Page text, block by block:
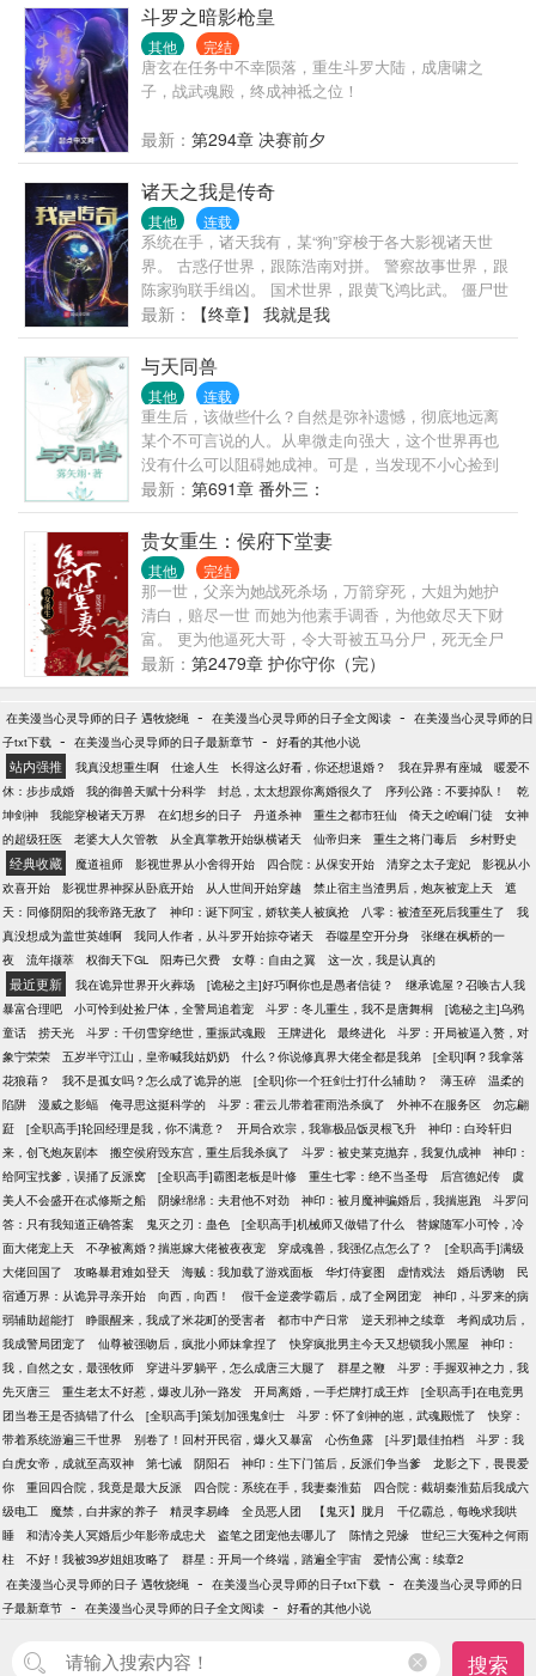
斗罗之暗影枪皇
其他 完结
唐玄在任务中不幸陨落，重生斗罗大陆，成唐啸之
子，战武魂殿，终成神祗之位！
最新： 第294章 决赛前夕
诸天之我是传奇
其他 连载
系统在手，诸天我有，某“狗”穿梭于各大影视诸天世
界。 古惑仔世界，跟陈浩南对拼。 警察故事世界，跟
陈家驹联手缉凶。 国术世界，跟黄飞鸿比武。 僵尸世
界，跟九叔一起抓鬼、打僵尸。 漫威世界，带着妇联
打灭霸。 …… 简介无力，各位点进来看看就知道了，
看一下又不吃亏！
最新： 【终章】 我就是我
与天同兽
其他 连载
重生后，该做些什么？自然是弥补遗憾，彻底地远离
某个不可言说的人。从卑微走向强大，这个世界再也
没有什么可以阻碍她成神。可是，当发现不小心捡到
一只神兽，随着神兽的成长化形，当看清楚神兽的人
形模样，她心里瞬间被卧槽刷满屏。说好的神兽呢？
为毛神兽变成了那个传说中不可言说的人？两世都栽
在一只兽手上，楚灼表示真是日了狗了！楚灼：那只
蛇精病的神兽每天都想和她生小神兽怎么办？在线
等，挺急的！某兽：（⊙ω⊙）喵~是传统的玄幻文，
而是一生放荡不羁的中二男主只想每天和女主秀恩爱
的虐狗甜文！阅读注意事项：【1、玄幻大长篇，比较
慢热。【2、雷苏爽甜文，不考据，相关设定都是胡掰
文，实在是不喜就弃文吧^—^【玄幻系列文】逆转仙
途姐妹篇：《撩神[快穿]》妖魔鬼怪系列之魔星：《为
你着魔》妖魔鬼怪系列之妖蛊：《掌中妖夫》长篇修
仙小说：《重生之逆转仙途》西幻穿书纯爱：《[穿书]
黑化圣骑士》微博：晋江雾矢翊。
最新： 第691章 番外三：
贵女重生：侯府下堂妻
其他 完结
那一世，父亲为她战死杀场，万箭穿死，大姐为她护
清白，赔尽一世 而她为他素手调香，为他敛尽天下财
富。 更为他逼死大哥，令大哥被五马分尸，死无全尸
他却砍断她的十指，断她手腕，将她乱棍打死。 娘
说，娘的小阿凝，娘希望这一世会有被人如宝似珠的
对你，为你挡去所有的疼痛，为你遮去所有的风雨，
娘更你一生都是不知道何为疼痛，可是她却全身骨头
碎裂，皮肉之下，仍可见那截断碗中的森森白骨。
最新： 第2479章 护你守你（完）
在美漫当心灵导师的日子 遇牧烧绳 - 在美漫当心灵导师的日子全文阅读 - 在美漫当心灵导师的日
子txt下载 - 在美漫当心灵导师的日子最新章节 - 好看的其他小说
站内强推 我真没想重生啊 仕途人生 长得这么好看，你还想退婚？ 我在异界有座城
暖爱不
休：步步成婚
我的御兽天赋十分科学 封总，太太想跟你离婚很久了 序列公路：不要掉队！
乾
坤剑神
我能穿梭诸天万界 在幻想乡的日子 丹道杀神 重生之都市狂仙 倚天之崆峒门徒
女神
的超级狂医
老婆大人欠管教 从全真掌教开始纵横诸天 仙帝归来 重生之将门毒后 乡村野史
经典收藏 魔道祖师 影视世界从小舍得开始 四合院：从保安开始 清穿之太子宠妃
影视从小
欢喜开始
影视世界神探从卧底开始 从人世间开始穿越 禁止宿主当渣男后，炮灰被宠上天
遮
天：同修阴阳的我帝路无敌了
神印：诞下阿宝，娇软美人被疯抢 八零：被渣至死后我重生了
我
真没想成为盖世英雄啊
我同人作者，从斗罗开始掠夺诸天 吞噬星空开分身
张继在枫桥的一
夜
流年撷萃 权御天下GL 阳寿已欠费 女尊：自由之翼 这一次，我是认真的
最近更新 我在诡异世界开火葬场 [诡秘之主]好巧啊你也是愚者信徒？
继承诡屋？召唤古人我
暴富合理吧
小可怜到处捡尸体，全警局追着宠 斗罗：冬儿重生，我不是唐舞桐
[诡秘之主]乌鸦
童话
捞天光 斗罗：千仞雪穿绝世，重振武魂殿 王牌进化 最终进化
斗罗：开局被逼入赘，对
象宁荣荣
五岁半守江山，皇帝喊我姑奶奶 什么？你说修真界大佬全都是我弟
[全职]啊？我拿落
花狼藉？
我不是孤女吗？怎么成了诡异的崽 [全职]你一个狂剑士打什么辅助？ 薄玉碎
温柔的
陷阱
漫威之影蝠 俺寻思这挺科学的 斗罗：霍云儿带着霍雨浩杀疯了 外神不在服务区
勿忘翩
跹
[全职高手]轮回经理是我，你不满意？ 开局合欢宗，我靠极品饭灵根飞升
神印：白玲轩归
来，创飞炮灰剧本
搬空侯府毁东宫，重生后我杀疯了 斗罗：被史莱克抛弃，我复仇成神
神印：
给阿宝找爹，误捅了反派窝
[全职高手]霸图老板是叶修 重生七零：绝不当圣母 后宫德妃传
虞
美人不会盛开在忒修斯之船
阴缘绵绵：夫君他不对劲 神印：被月魔神骗婚后，我揣崽跑
斗罗问
答：只有我知道正确答案
鬼灭之刃：蛊色 [全职高手]机械师又做错了什么
替嫁随军小可怜，冷
面大佬宠上天
不孕被离婚？揣崽嫁大佬被夜夜宠 穿成魂兽，我强亿点怎么了？
[全职高手]满级
大佬回国了
攻略暴君难如登天 海贼：我加载了游戏面板 华灯侍宴图 虚情戏法 婚后诱吻
民
宿通万界：从诡异寻亲开始
向西，向西！ 假千金逆袭学霸后，成了全网团宠
神印，斗罗来的病
弱辅助超能打
睁眼醒来，我成了米花町的受害者 都市中产日常 逆天邪神之续章
考阎成功后，
我成警局团宠了
仙尊被强吻后，疯批小师妹拿捏了 快穿疯批男主今天又想锁我小黑屋
神印：
我，自然之女，最强牧师
穿进斗罗躺平，怎么成唐三大腿了 群星之鞭
斗罗：手握双神之力，我
先灭唐三
重生老太不好惹，爆改儿孙一路发 开局离婚，一手烂牌打成王炸
[全职高手]在电竞男
团当卷王是否搞错了什么
[全职高手]策划加强鬼剑士 斗罗：怀了剑神的崽，武魂殿慌了
快穿：
带着系统游遍三千世界
别卷了！回村开民宿，爆火又暴富 心伤鱼露 [斗罗]最佳拍档
斗罗：我
白虎女帝，成就至高双神
第七诫 阴阳石 神印：生下门笛后，反派们争当爹
龙影之下，畏畏爱
你
重回四合院，我竟是最大反派 四合院：系统在手，我妻秦淮茹
四合院：截胡秦淮茹后我成六
级电工
魔禁，白井家的养子 精灵李易峰 全员恶人团 【鬼灭】胧月
千亿霸总，每晚求我哄
睡
和清冷美人冥婚后少年影帝成忠犬 盗笔之团宠他去哪儿了 陈情之兕缘
世纪三大冤种之何雨
柱
不好！我被39岁姐姐攻略了 群星：开局一个终端，踏遍全宇宙
爱情公寓：续章2
在美漫当心灵导师的日子 遇牧烧绳 - 在美漫当心灵导师的日子txt下载 - 在美漫当心灵导师的日
子最新章节 - 在美漫当心灵导师的日子全文阅读 - 好看的其他小说
搜索